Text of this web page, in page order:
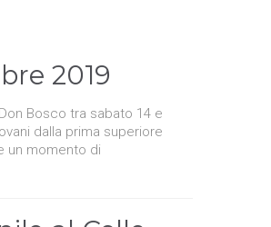
2019
Bosco tra sabato 14 e
dalla prima superiore
un momento di